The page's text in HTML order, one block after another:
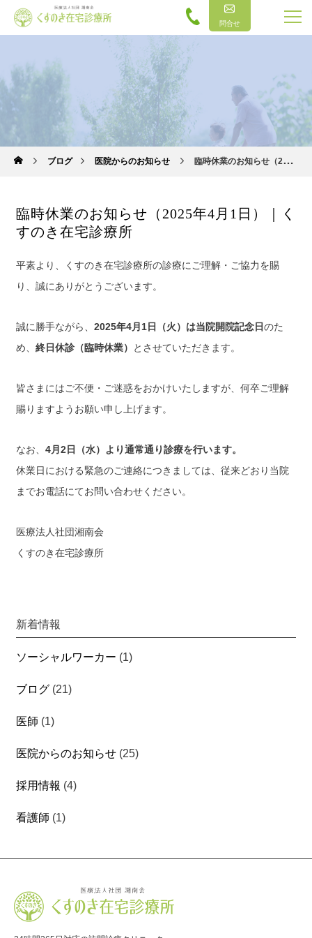
問合せ
ブログ 医院からのお知らせ 臨時休業のお知らせ（2025年4月1日）｜くすのき在宅診療所
臨時休業のお知らせ（2025年4月1日）｜く
すのき在宅診療所
平素より、くすのき在宅診療所の診療にご理解・ご協力を賜
り、誠にありがとうございます。
誠に勝手ながら、 2025年4月1日（火）は当院開院記念日のた
め、 終日休診（臨時休業） とさせていただきます。
皆さまにはご不便・ご迷惑をおかけいたしますが、何卒ご理解
賜りますようお願い申し上げます。
なお、 4月2日（水）より通常通り診療を行います。
休業日における緊急のご連絡につきましては、従来どおり当院
までお電話にてお問い合わせください。
医療法人社団湘南会
くすのき在宅診療所
新着情報
ソーシャルワーカー (1)
ブログ(21)
医師 (1)
医院からのお知らせ(25)
採用情報 (4)
看護師 (1)